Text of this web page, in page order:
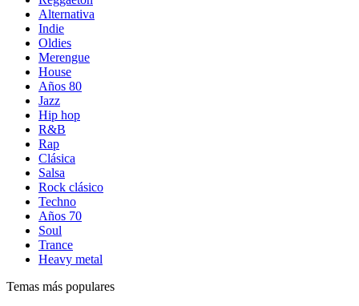
Alternativa
Indie
Oldies
Merengue
House
Años 80
Jazz
Hip hop
R&B
Rap
Clásica
Salsa
Rock clásico
Techno
Años 70
Soul
Trance
Heavy metal
Temas más populares